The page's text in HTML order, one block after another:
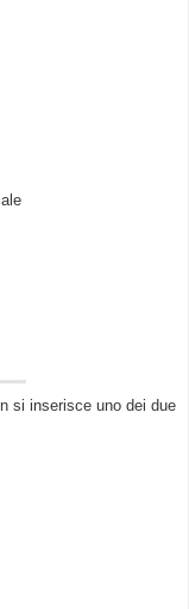
si inserisce uno dei due